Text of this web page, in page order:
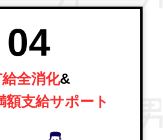
04
全消化&
額支給サポート